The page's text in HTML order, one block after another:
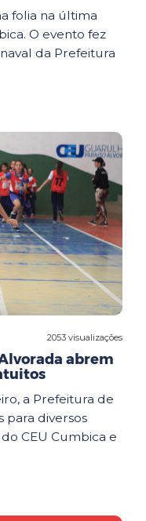
folia na última
O evento fez
da Prefeitura
2053 visualizações
abrem
a Prefeitura de
para diversos
CEU Cumbica e